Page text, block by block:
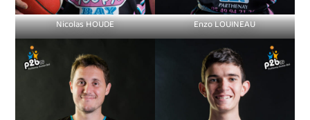
Nicolas HOUDE Enzo LOUINEAU